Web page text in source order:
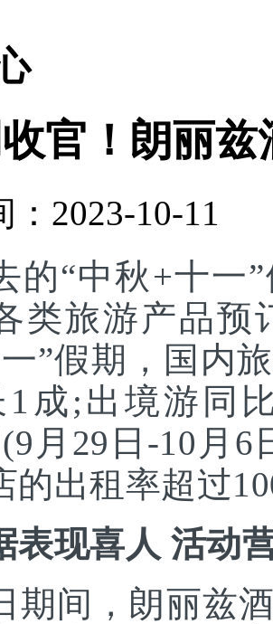
官！朗丽兹
2023-10-11
的“中秋+十一
类旅游产品预
”假期，国内
1成;出境游同
月29日-10月
的出租率超过
现喜人 活动营
间，朗丽兹酒